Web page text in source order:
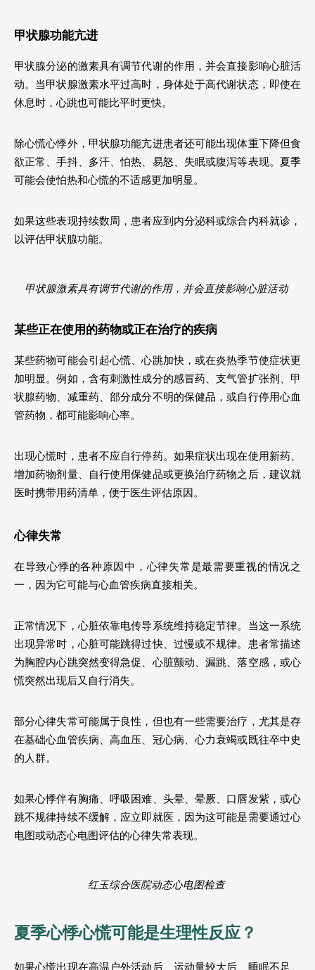
甲状腺功能亢进
甲状腺分泌的激素具有调节代谢的作用，并会直接影响心脏活
动。当甲状腺激素水平过高时，身体处于高代谢状态，即使在
休息时，心跳也可能比平时更快。
除心慌心悸外，甲状腺功能亢进患者还可能出现体重下降但食
欲正常、手抖、多汗、怕热、易怒、失眠或腹泻等表现。夏季
可能会使怕热和心慌的不适感更加明显。
如果这些表现持续数周，患者应到内分泌科或综合内科就诊，
以评估甲状腺功能。
甲状腺激素具有调节代谢的作用，并会直接影响心脏活动
某些正在使用的药物或正在治疗的疾病
某些药物可能会引起心慌、心跳加快，或在炎热季节使症状更
加明显。例如，含有刺激性成分的感冒药、支气管扩张剂、甲
状腺药物、减重药、部分成分不明的保健品，或自行停用心血
管药物，都可能影响心率。
出现心慌时，患者不应自行停药。如果症状出现在使用新药、
增加药物剂量、自行使用保健品或更换治疗药物之后，建议就
医时携带用药清单，便于医生评估原因。
心律失常
在导致心悸的各种原因中，心律失常是最需要重视的情况之
一，因为它可能与心血管疾病直接相关。
正常情况下，心脏依靠电传导系统维持稳定节律。当这一系统
出现异常时，心脏可能跳得过快、过慢或不规律。患者常描述
为胸腔内心跳突然变得急促、心脏颤动、漏跳、落空感，或心
慌突然出现后又自行消失。
部分心律失常可能属于良性，但也有一些需要治疗，尤其是存
在基础心血管疾病、高血压、冠心病、心力衰竭或既往卒中史
的人群。
如果心悸伴有胸痛、呼吸困难、头晕、晕厥、口唇发紫，或心
跳不规律持续不缓解，应立即就医，因为这可能是需要通过心
电图或动态心电图评估的心律失常表现。
红玉综合医院动态心电图检查
夏季心悸心慌可能是生理性反应？
如果心慌出现在高温户外活动后、运动量较大后、睡眠不足、